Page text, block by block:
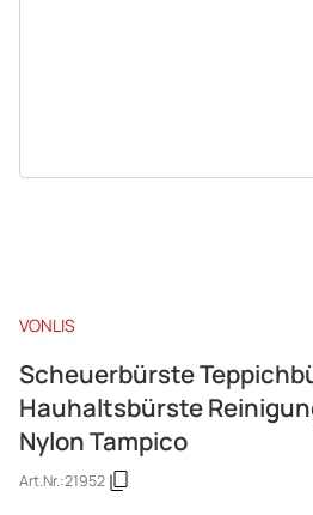
VONLIS
Scheuerbürste
Hauhaltsbürste
Nylon Tampico
Art.Nr.:21952